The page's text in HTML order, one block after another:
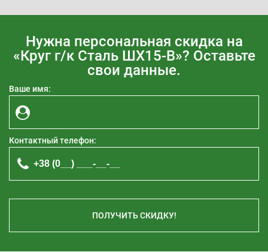
Нужна персональная скидка на
«Круг г/к Сталь ШХ15-В»? Оставьте
свои данные.
Ваше имя:
Контактный телефон:
ПОЛУЧИТЬ СКИДКУ!